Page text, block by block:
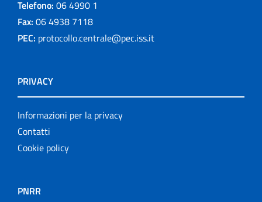
Telefono: 06 4990 1
Fax: 06 4938 7118
PEC: protocollo.centrale@pec.iss.it
PRIVACY
Informazioni per la privacy
Contatti
Cookie policy
PNRR